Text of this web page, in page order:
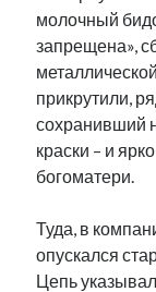
молочный
запрещена»,
прикрутили,
сохранивший
краски – и
богоматери.
Туда, в
опускался
Цепь